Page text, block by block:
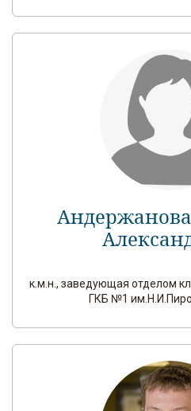
к.м.н., заведующая отделом
ГКБ №1